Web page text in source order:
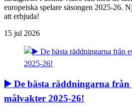
europeiska spelare säsongen 2025-26.
att erbjuda!
15 jul 2026
▶️ De bästa räddningarna från
målvakter 2025-26!